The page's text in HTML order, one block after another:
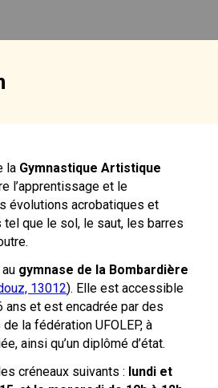
la Gymnastique Artistique
l’apprentissage et le
évolutions acrobatiques et
tel que le sol, le saut, les barres
gymnase de la Bombardière
13012). Elle est accessible
ans et est encadrée par des
la fédération UFOLEP, à
ainsi qu’un diplômé d’état.
créneaux suivants : lundi et